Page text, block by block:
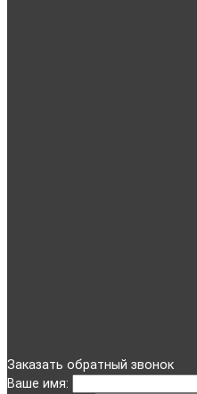
Заказать обратный звонок
Ваше имя: